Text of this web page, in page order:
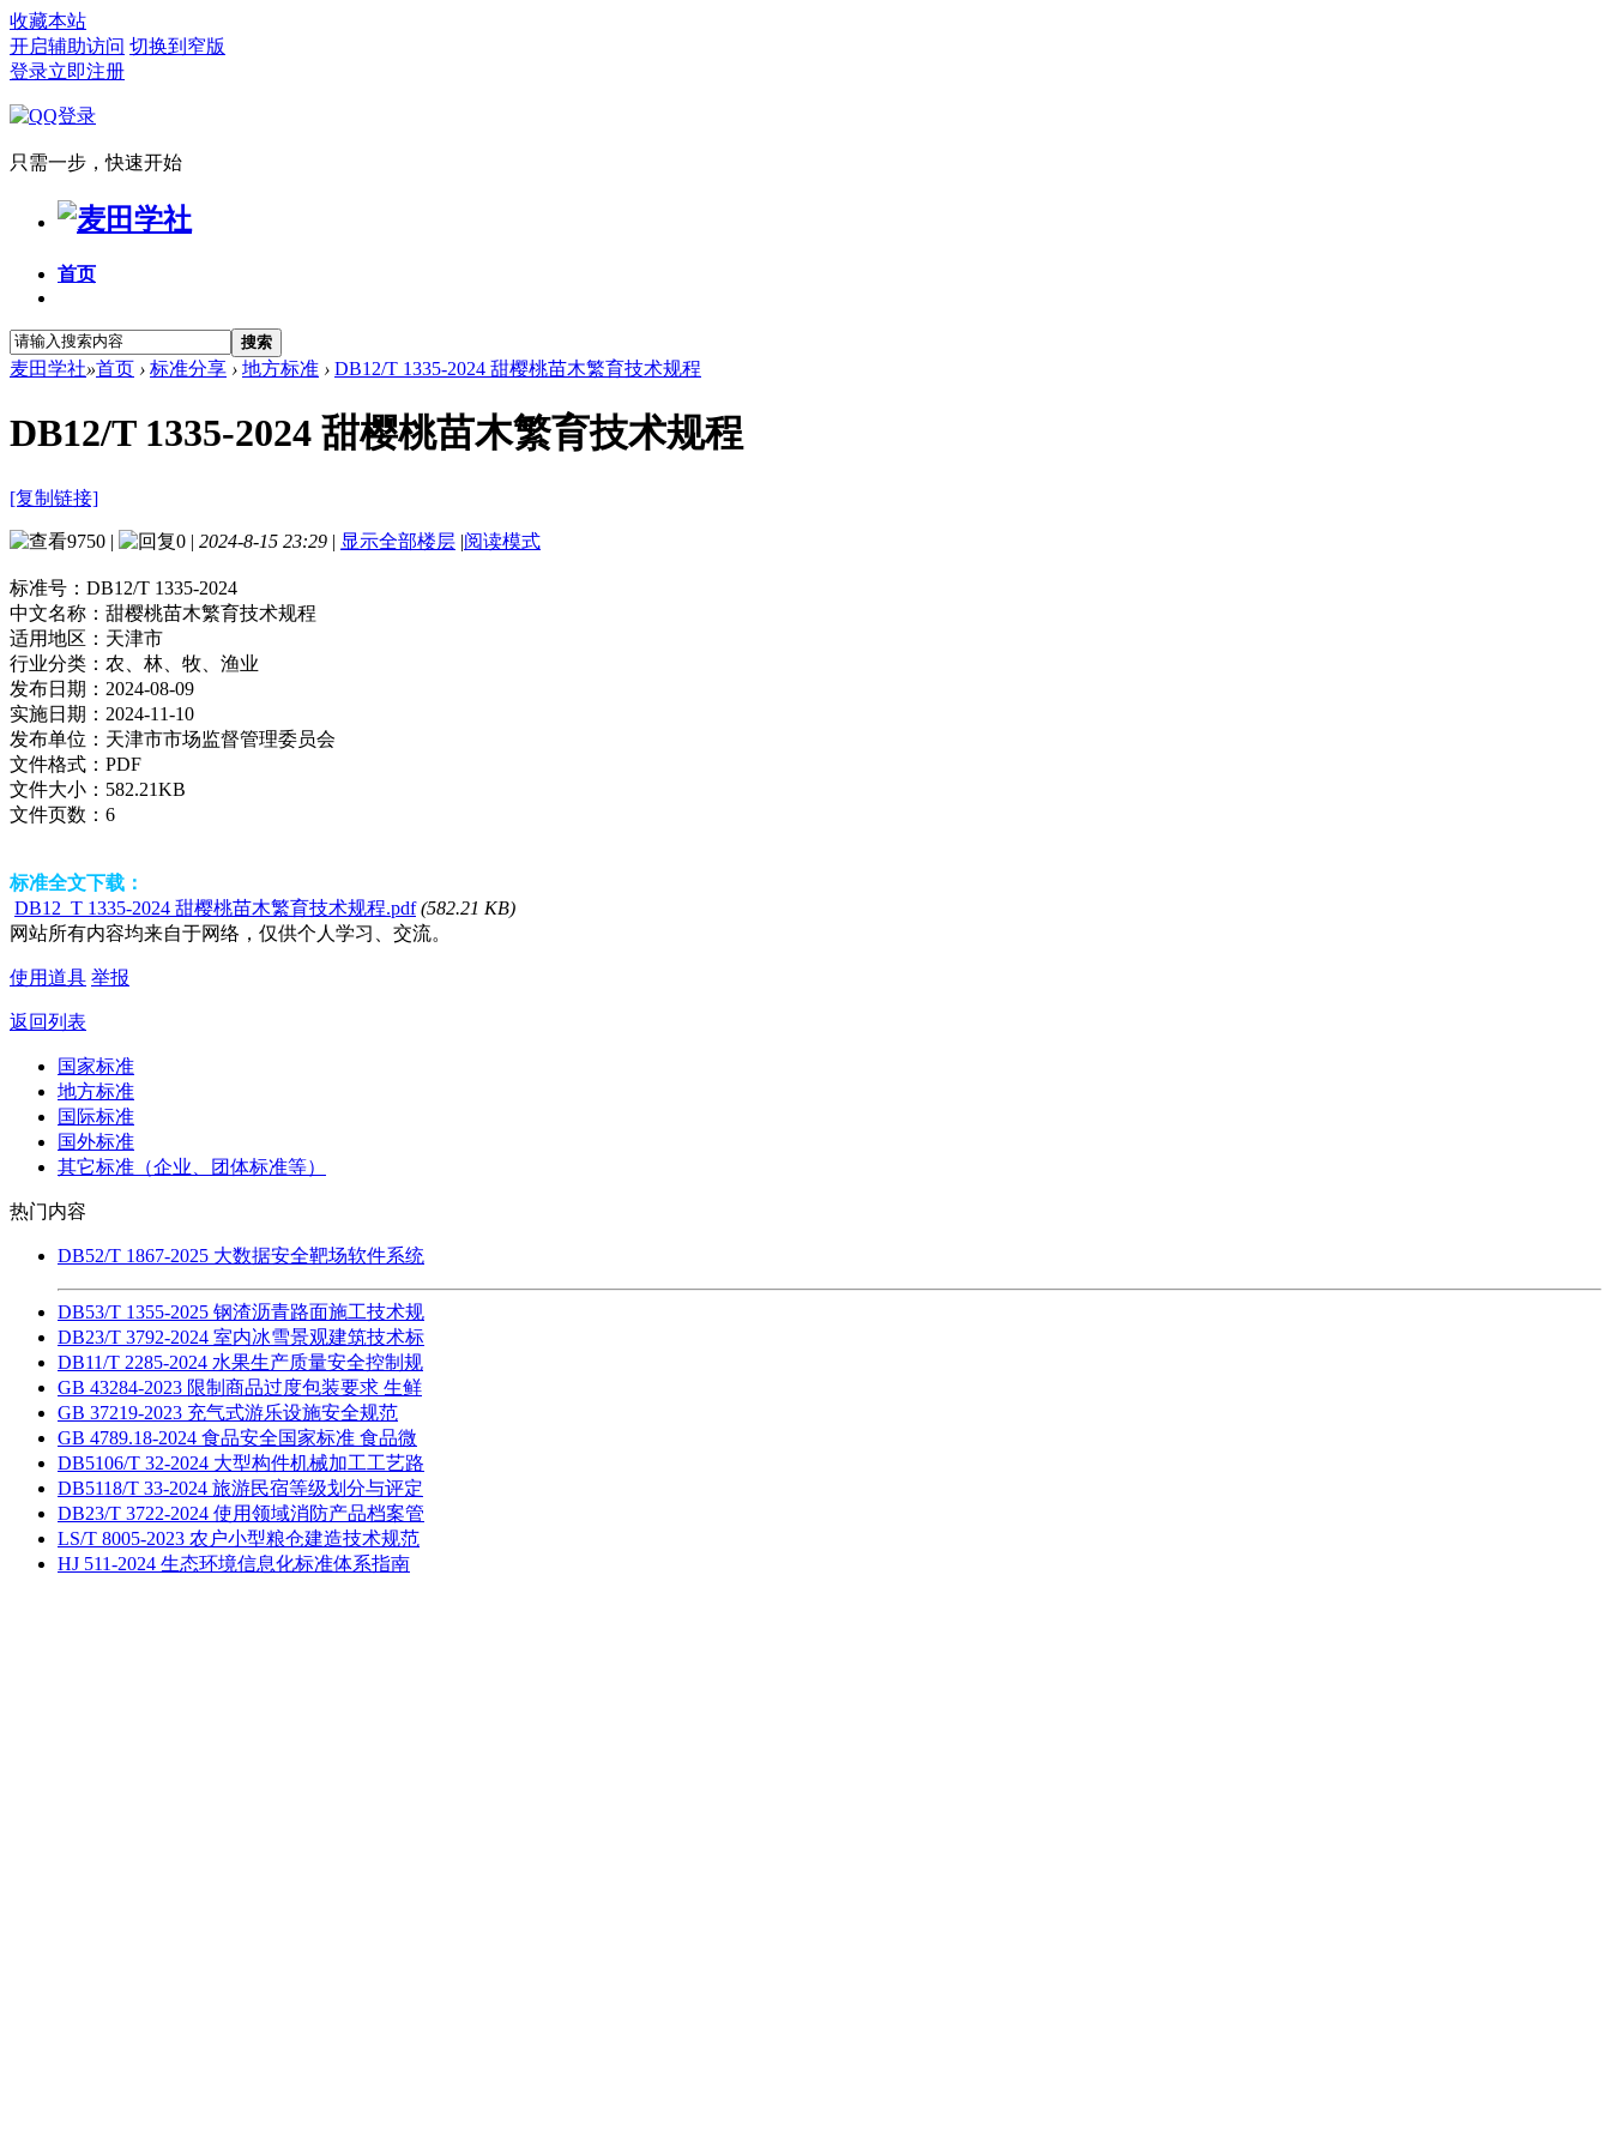
收藏本站
开启辅助访问 切换到窄版
登录立即注册
只需一步，快速开始
首页
搜索
麦田学社»首页 › 标准分享 › 地方标准 › DB12/T 1335-2024 甜樱桃苗木繁育技术规程
DB12/T 1335-2024 甜樱桃苗木繁育技术规程
[复制链接]
9750 | 0 | 2024-8-15 23:29 | 显示全部楼层 |阅读模式
标准号： DB12/T 1335-2024
中文名称： 甜樱桃苗木繁育技术规程
适用地区： 天津市
行业分类： 农、林、牧、渔业
发布日期： 2024-08-09
实施日期： 2024-11-10
发布单位： 天津市市场监督管理委员会
文件格式： PDF
文件大小： 582.21KB
文件页数： 6
标准全文下载：
DB12_T 1335-2024 甜樱桃苗木繁育技术规程.pdf (582.21 KB)
网站所有内容均来自于网络，仅供个人学习、交流。
使用道具 举报
返回列表
国家标准
地方标准
国际标准
国外标准
其它标准（企业、团体标准等）
热门内容
DB52/T 1867-2025 大数据安全靶场软件系统
DB53/T 1355-2025 钢渣沥青路面施工技术规
DB23/T 3792-2024 室内冰雪景观建筑技术标
DB11/T 2285-2024 水果生产质量安全控制规
GB 43284-2023 限制商品过度包装要求 生鲜
GB 37219-2023 充气式游乐设施安全规范
GB 4789.18-2024 食品安全国家标准 食品微
DB5106/T 32-2024 大型构件机械加工工艺路
DB5118/T 33-2024 旅游民宿等级划分与评定
DB23/T 3722-2024 使用领域消防产品档案管
LS/T 8005-2023 农户小型粮仓建造技术规范
HJ 511-2024 生态环境信息化标准体系指南